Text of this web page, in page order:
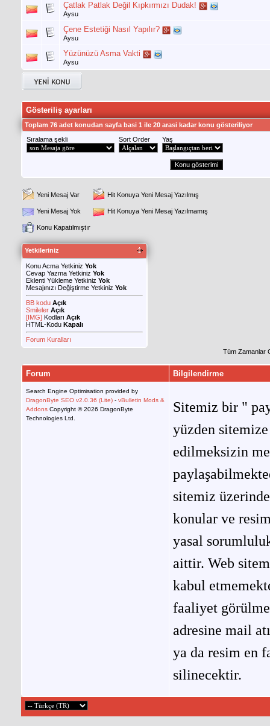
Çatlak Patlak Değil Kıpkırmızı Dudak!
Aysu
Çene Estetiği Nasıl Yapılır?
Aysu
Yüzünüzü Asma Vakti
Aysu
Gösteriliş ayarları
Toplam 76 adet konudan sayfa basi 1 ile 20 arasi kadar konu gösteriliyor
Sıralama şekli
Sort Order Yaş
Yeni Mesaj Var Hit Konuya Yeni Mesaj Yazılmış
Yeni Mesaj Yok Hit Konuya Yeni Mesaj Yazılmamış
Konu Kapatılmıştır
Yetkileriniz
Konu Acma Yetkiniz Yok
Cevap Yazma Yetkiniz Yok
Eklenti Yükleme Yetkiniz Yok
Mesajınızı Değiştirme Yetkiniz Yok
BB kodu Açık
Smileler Açık
[IMG] Kodları Açık
HTML-Kodu Kapalı
Forum Kuralları
Tüm Zamanlar
Forum Bilgilendirme
Search Engine Optimisation provided by
DragonByte SEO v2.0.36 (Lite) - vBulletin Mods &
Addons Copyright © 2026 DragonByte
Technologies Ltd.
Sitemiz bir "
yüzden
edilmeksizin
sitemiz
konular ve
yasal
aittir. Web
kabul
faaliyet
adresine mail
ya da resim en
silinecektir.